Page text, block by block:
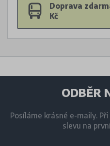
Doprava
Kč
ODBĚR
Posíláme krásné e-maily.
slevu na